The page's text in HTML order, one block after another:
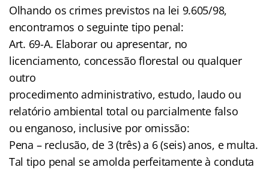
Olhando os crimes previstos na lei 9.605/98,
encontramos o seguinte tipo penal:
Art. 69-A. Elaborar ou apresentar, no
licenciamento, concessão florestal ou qualquer
outro
procedimento administrativo, estudo, laudo ou
relatório ambiental total ou parcialmente falso
ou enganoso, inclusive por omissão:
Pena – reclusão, de 3 (três) a 6 (seis) anos, e multa.
Tal tipo penal se amolda perfeitamente à conduta